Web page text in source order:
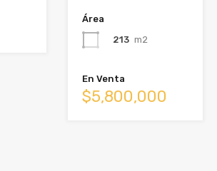
Área
213 m2
En Venta
$5,800,000